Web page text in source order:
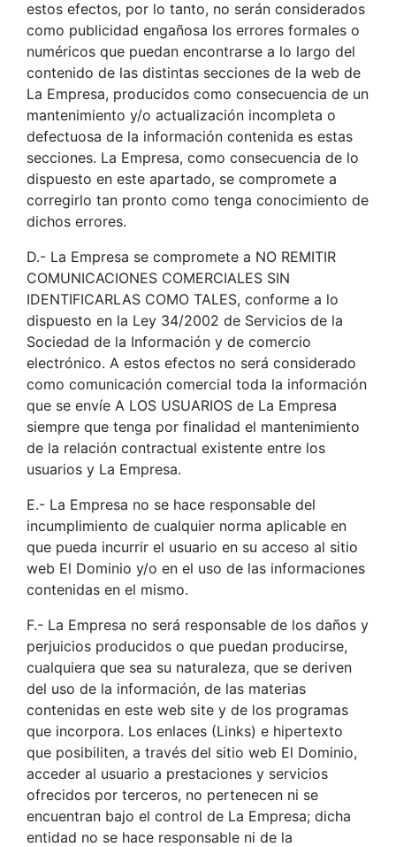
estos efectos, por lo tanto, no serán considerados
como publicidad engañosa los errores formales o
numéricos que puedan encontrarse a lo largo del
contenido de las distintas secciones de la web de
La Empresa, producidos como consecuencia de un
mantenimiento y/o actualización incompleta o
defectuosa de la información contenida es estas
secciones. La Empresa, como consecuencia de lo
dispuesto en este apartado, se compromete a
corregirlo tan pronto como tenga conocimiento de
dichos errores.
D.- La Empresa se compromete a NO REMITIR
COMUNICACIONES COMERCIALES SIN
IDENTIFICARLAS COMO TALES, conforme a lo
dispuesto en la Ley 34/2002 de Servicios de la
Sociedad de la Información y de comercio
electrónico. A estos efectos no será considerado
como comunicación comercial toda la información
que se envíe A LOS USUARIOS de La Empresa
siempre que tenga por finalidad el mantenimiento
de la relación contractual existente entre los
usuarios y La Empresa.
E.- La Empresa no se hace responsable del
incumplimiento de cualquier norma aplicable en
que pueda incurrir el usuario en su acceso al sitio
web El Dominio y/o en el uso de las informaciones
contenidas en el mismo.
F.- La Empresa no será responsable de los daños y
perjuicios producidos o que puedan producirse,
cualquiera que sea su naturaleza, que se deriven
del uso de la información, de las materias
contenidas en este web site y de los programas
que incorpora. Los enlaces (Links) e hipertexto
que posibiliten, a través del sitio web El Dominio,
acceder al usuario a prestaciones y servicios
ofrecidos por terceros, no pertenecen ni se
encuentran bajo el control de La Empresa; dicha
entidad no se hace responsable ni de la